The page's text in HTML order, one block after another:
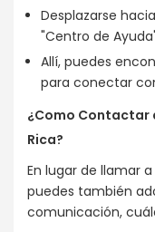
Desplazarse
"Centro de
Allí, puedes
para conectar
¿Como Contactar
Rica?
En lugar de llamar
puedes también
comunicación,